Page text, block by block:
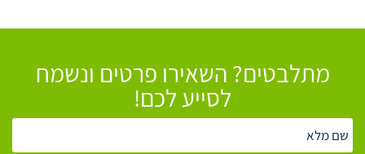
מתלבטים? השאירו פרטים ונשמח
לסייע לכם!